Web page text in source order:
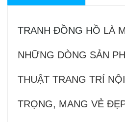
TRANH ĐỒNG HỒ LÀ
NHỮNG DÒNG SẢN
THUẬT TRANG TRÍ
TRỌNG, MANG VẺ